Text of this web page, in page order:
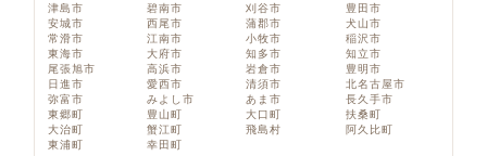
津島市
碧南市 刈谷市
豊田市
安城市
西尾市 蒲郡市
犬山市
常滑市
江南市 小牧市
稲沢市
東海市
大府市 知多市
知立市
尾張旭市
高浜市 岩倉市
豊明市
日進市
愛西市 清須市
北名古屋市
弥富市
みよし市 あま市
長久手市
東郷町
豊山町 大口町
扶桑町
大治町
蟹江町 飛島村
阿久比町
東浦町
幸田町